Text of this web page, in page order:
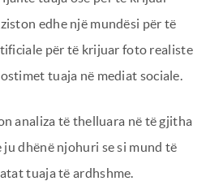
edhe një mundësi për të
për të krijuar foto realiste
tuaja në mediat sociale.
analiza të thelluara në të gjitha
dhënë njohuri se si mund të
tuaja të ardhshme.